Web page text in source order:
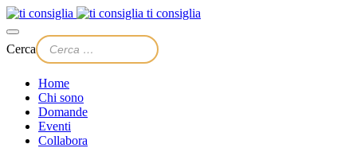
ti consiglia
Cerca
Home
Chi sono
Domande
Eventi
Collabora